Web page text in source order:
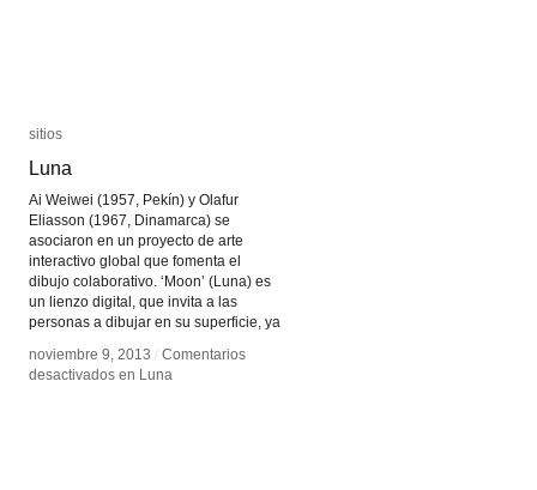
sitios
Luna
Ai Weiwei (1957, Pekín) y Olafur
Eliasson (1967, Dinamarca) se
asociaron en un proyecto de arte
interactivo global que fomenta el
dibujo colaborativo. ‘Moon’ (Luna) es
un lienzo digital, que invita a las
personas a dibujar en su superficie, ya
noviembre 9, 2013 / Comentarios
desactivados en Luna
sitios
Luna
noviembre 9, 2013 / Comentarios
desactivados en Luna